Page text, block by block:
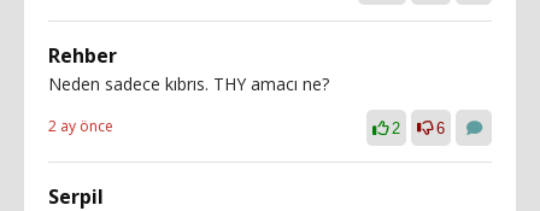
Rehber
Neden sadece kıbrıs. THY amacı ne?
2 ay önce 2 6
Serpil